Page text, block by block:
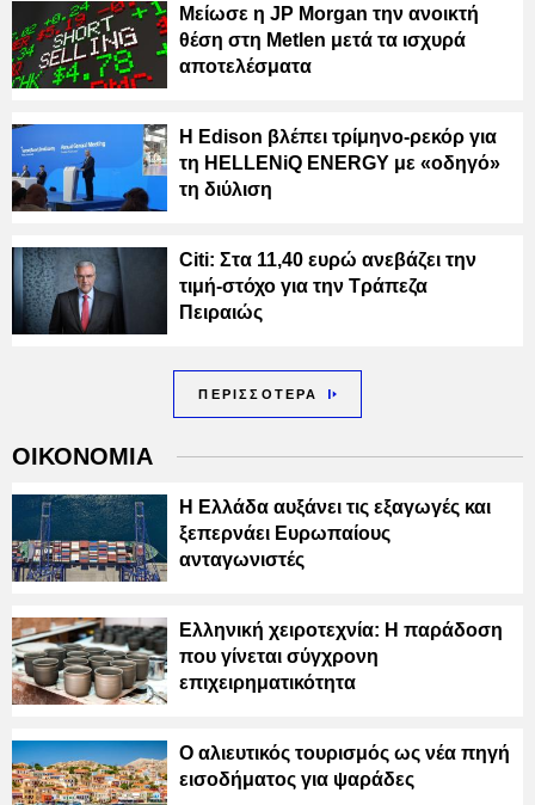
Μείωσε η JP Morgan την ανοικτή
θέση στη Metlen μετά τα ισχυρά
αποτελέσματα
Η Edison βλέπει τρίμηνο-ρεκόρ για
τη HELLENiQ ENERGY με «οδηγό»
τη διύλιση
Citi: Στα 11,40 ευρώ ανεβάζει την
τιμή-στόχο για την Τράπεζα
Πειραιώς
ΠΕΡΙΣΣΟΤΕΡΑ
ΟΙΚΟΝΟΜΙΑ
Η Ελλάδα αυξάνει τις εξαγωγές και
ξεπερνάει Ευρωπαίους
ανταγωνιστές
Ελληνική χειροτεχνία: Η παράδοση
που γίνεται σύγχρονη
επιχειρηματικότητα
Ο αλιευτικός τουρισμός ως νέα πηγή
εισοδήματος για ψαράδες